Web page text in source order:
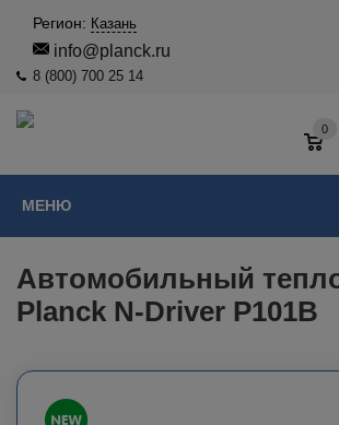
Регион: Казань
info@planck.ru
8 (800) 700 25 14
МЕНЮ
0
Автомобильный
Planck N-Driver P101B